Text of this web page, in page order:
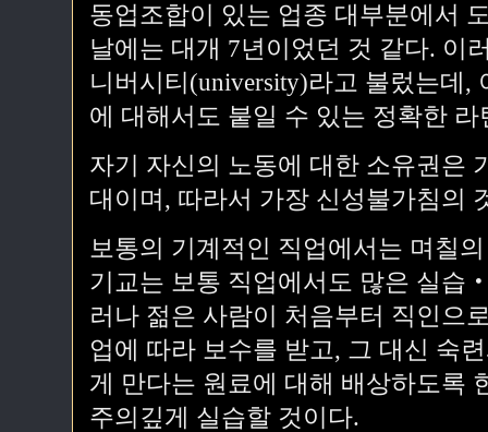
동업조합이 있는 업종 대부분에서
날에는 대개 7년이었던 것 같다. 이
니버시티(university)라고 불렀는데,
에 대해서도 붙일 수 있는 정확한
자기 자신의 노동에 대한 소유권은
대이며, 따라서 가장 신성불가침의
보통의 기계적인 직업에서는 며칠
기교는 보통 직업에서도 많은 실습
러나 젊은 사람이 처음부터 직인으
업에 따라 보수를 받고, 그 대신 숙
게 만다는 원료에 대해 배상하도록
주의깊게 실습할 것이다.